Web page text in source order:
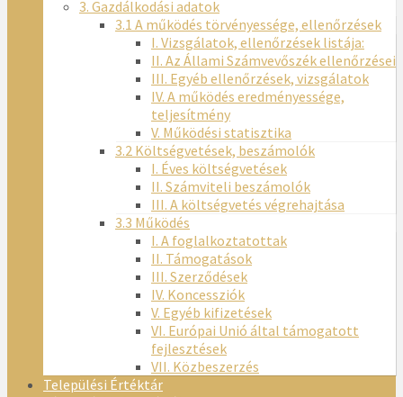
3. Gazdálkodási adatok
3.1 A működés törvényessége, ellenőrzések
I. Vizsgálatok, ellenőrzések listája:
II. Az Állami Számvevőszék ellenőrzései
III. Egyéb ellenőrzések, vizsgálatok
IV. A működés eredményessége,
teljesítmény
V. Működési statisztika
3.2 Költségvetések, beszámolók
I. Éves költségvetések
II. Számviteli beszámolók
III. A költségvetés végrehajtása
3.3 Működés
I. A foglalkoztatottak
II. Támogatások
III. Szerződések
IV. Koncessziók
V. Egyéb kifizetések
VI. Európai Unió által támogatott
fejlesztések
VII. Közbeszerzés
Települési Értéktár